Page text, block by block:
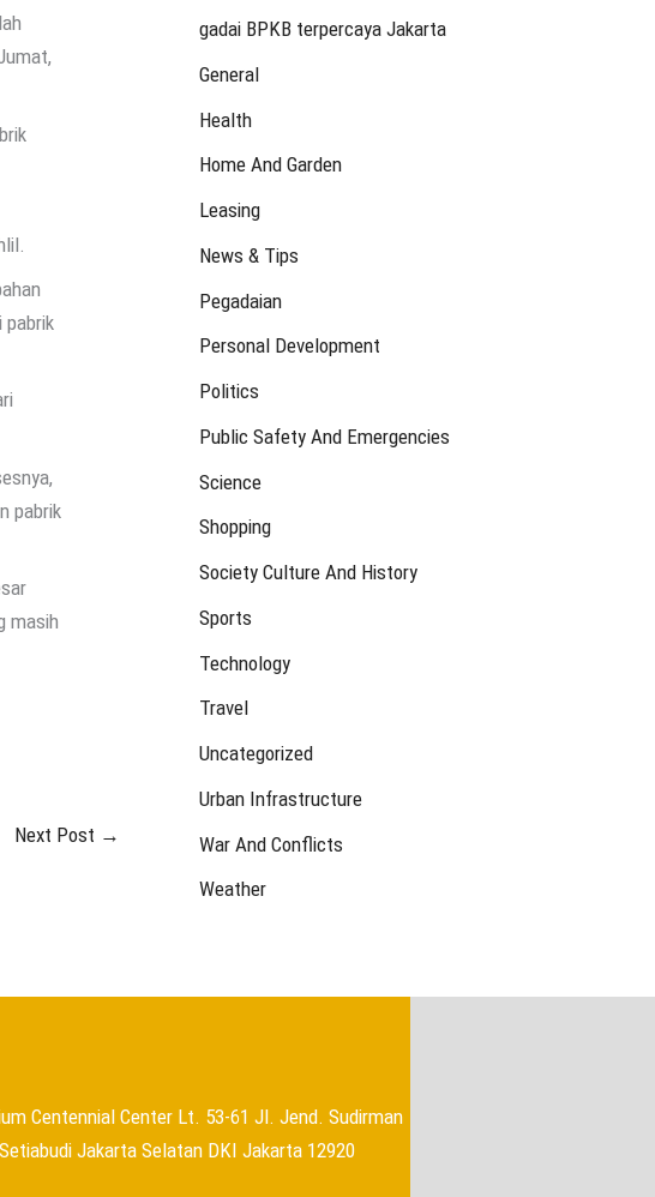
pabrik
pabrik
masih
Next Post →
gadai BPKB terpercaya Jakarta
General
Health
Home And Garden
Leasing
News & Tips
Pegadaian
Personal Development
Politics
Public Safety And Emergencies
Science
Shopping
Society Culture And History
Sports
Technology
Travel
Uncategorized
Urban Infrastructure
War And Conflicts
Weather
Centennial Center Lt. 53-61 Jl. Jend. Sudirman
Jakarta Selatan DKI Jakarta 12920